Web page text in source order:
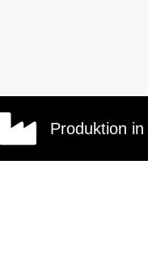
Produktion